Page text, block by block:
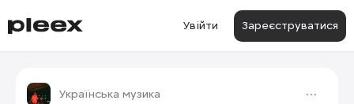
Увійти Зареєструватися
Українська музика